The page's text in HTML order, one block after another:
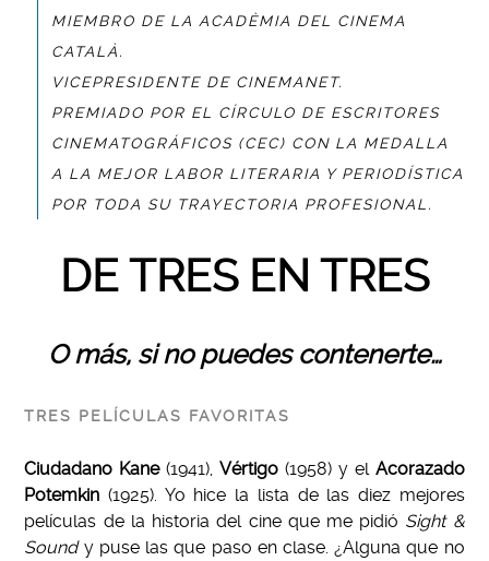
MIEMBRO DE LA ACADÈMIA DEL CINEMA
CATALÀ.
VICEPRESIDENTE DE CINEMANET.
PREMIADO POR EL CÍRCULO DE ESCRITORES
CINEMATOGRÁFICOS (CEC) CON LA MEDALLA
A LA MEJOR LABOR LITERARIA Y PERIODÍSTICA
POR TODA SU TRAYECTORIA PROFESIONAL.
DE TRES EN TRES
O más, si no puedes contenerte…
TRES PELÍCULAS FAVORITAS
Ciudadano Kane(1941),Vértigo (1958) y el Acorazado
Potemkin(1925). Yo hice la lista de las diez mejores
películas de la historia del cine que me pidió Sight &
Soundy puse las que paso en clase. ¿Alguna que no